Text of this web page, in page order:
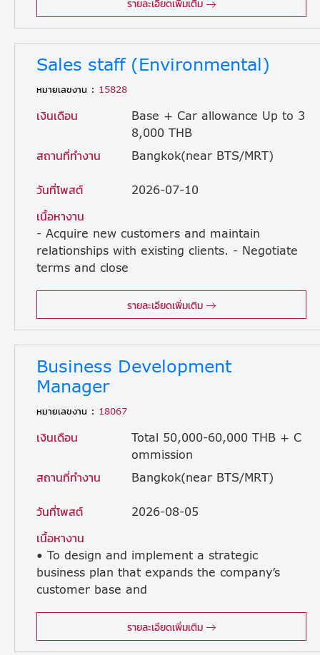
รายละเอียดเพิ่มเติม
Sales staff (Environmental)
หมายเลขงาน : 15828
เงินเดือน
Base + Car allowance Up to 3
8,000 THB
สถานที่ทำงาน
Bangkok(near BTS/MRT)
วันที่โพสต์
2026-07-10
เนื้อหางาน
- Acquire new customers and maintain
relationships with existing clients. - Negotiate
terms and close
รายละเอียดเพิ่มเติม
Business Development
Manager
หมายเลขงาน : 18067
เงินเดือน
Total 50,000-60,000 THB + C
ommission
สถานที่ทำงาน
Bangkok(near BTS/MRT)
วันที่โพสต์
2026-08-05
เนื้อหางาน
• To design and implement a strategic
business plan that expands the company’s
customer base and
รายละเอียดเพิ่มเติม